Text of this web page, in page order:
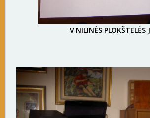
VINILINĖS PLOKŠTELĖS J